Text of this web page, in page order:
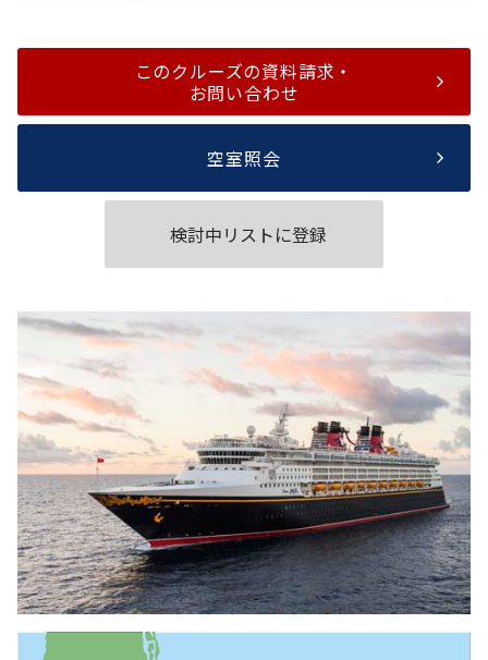
このクルーズの資料請求・
お問い合わせ
空室照会
検討中リストに登録